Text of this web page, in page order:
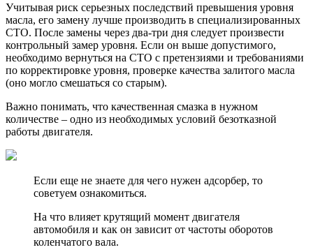
Учитывая риск серьезных последствий превышения уровня
масла, его замену лучше производить в специализированных
СТО. После замены через два-три дня следует произвести
контрольный замер уровня. Если он выше допустимого,
необходимо вернуться на СТО с претензиями и требованиями
по корректировке уровня, проверке качества залитого масла
(оно могло смешаться со старым).
Важно понимать, что качественная смазка в нужном
количестве – одно из необходимых условий безотказной
работы двигателя.
Если еще не знаете для чего нужен адсорбер, то
советуем ознакомиться.
На что влияет крутящий момент двигателя
автомобиля и как он зависит от частоты оборотов
коленчатого вала.